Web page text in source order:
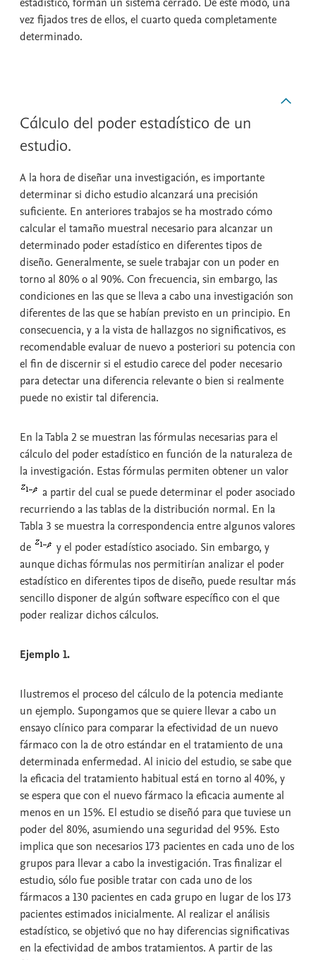
vez fijados tres de ellos, el cuarto queda completamente
determinado.
Cálculo del poder estadístico de un
estudio.
A la hora de diseñar una investigación, es importante
determinar si dicho estudio alcanzará una precisión
suficiente. En anteriores trabajos se ha mostrado cómo
calcular el tamaño muestral necesario para alcanzar un
determinado poder estadístico en diferentes tipos de
diseño. Generalmente, se suele trabajar con un poder en
torno al 80% o al 90%. Con frecuencia, sin embargo, las
condiciones en las que se lleva a cabo una investigación son
diferentes de las que se habían previsto en un principio. En
consecuencia, y a la vista de hallazgos no significativos, es
recomendable evaluar de nuevo a posteriori su potencia con
el fin de discernir si el estudio carece del poder necesario
para detectar una diferencia relevante o bien si realmente
puede no existir tal diferencia.
En la Tabla 2 se muestran las fórmulas necesarias para el
cálculo del poder estadístico en función de la naturaleza de
la investigación. Estas fórmulas permiten obtener un valor
a partir del cual se puede determinar el poder asociado
recurriendo a las tablas de la distribución normal. En la
Tabla 3 se muestra la correspondencia entre algunos valores
de
y el poder estadístico asociado. Sin embargo, y
aunque dichas fórmulas nos permitirían analizar el poder
estadístico en diferentes tipos de diseño, puede resultar más
sencillo disponer de algún software específico con el que
poder realizar dichos cálculos.
Ejemplo 1.
Ilustremos el proceso del cálculo de la potencia mediante
un ejemplo. Supongamos que se quiere llevar a cabo un
ensayo clínico para comparar la efectividad de un nuevo
fármaco con la de otro estándar en el tratamiento de una
determinada enfermedad. Al inicio del estudio, se sabe que
la eficacia del tratamiento habitual está en torno al 40%, y
se espera que con el nuevo fármaco la eficacia aumente al
menos en un 15%. El estudio se diseñó para que tuviese un
poder del 80%, asumiendo una seguridad del 95%. Esto
implica que son necesarios 173 pacientes en cada uno de los
grupos para llevar a cabo la investigación. Tras finalizar el
estudio, sólo fue posible tratar con cada uno de los
fármacos a 130 pacientes en cada grupo en lugar de los 173
pacientes estimados inicialmente. Al realizar el análisis
estadístico, se objetivó que no hay diferencias significativas
en la efectividad de ambos tratamientos. A partir de las